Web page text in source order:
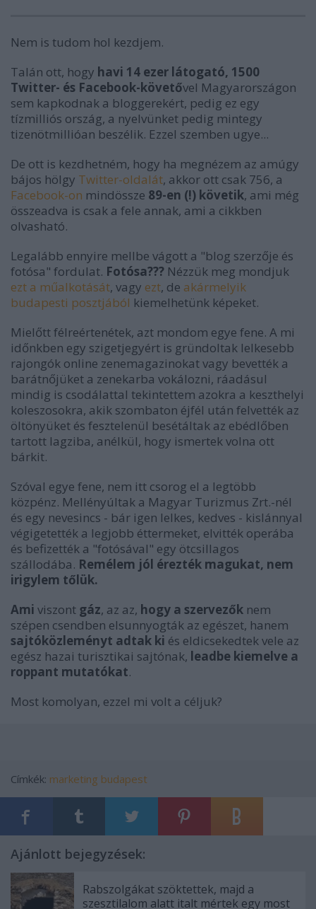
Nem is tudom hol kezdjem.
Talán ott, hogy havi 14 ezer látogató, 1500
Twitter- és Facebook-követővel Magyarországon
sem kapkodnak a bloggerekért, pedig ez egy
tízmilliós ország, a nyelvünket pedig mintegy
tizenötmillióan beszélik. Ezzel szemben ugye...
De ott is kezdhetném, hogy ha megnézem az amúgy
bájos hölgy Twitter-oldalát, akkor ott csak 756, a
Facebook-on mindössze 89-en (!) követik, ami még
összeadva is csak a fele annak, ami a cikkben
olvasható.
Legalább ennyire mellbe vágott a "blog szerzője és
fotósa" fordulat. Fotósa??? Nézzük meg mondjuk
ezt a műalkotását, vagy ezt, de akármelyik
budapesti posztjából kiemelhetünk képeket.
Mielőtt félreértenétek, azt mondom egye fene. A mi
időnkben egy szigetjegyért is gründoltak lelkesebb
rajongók online zenemagazinokat vagy bevették a
barátnőjüket a zenekarba vokálozni, ráadásul
mindig is csodálattal tekintettem azokra a keszthelyi
koleszosokra, akik szombaton éjfél után felvették az
öltönyüket és fesztelenül besétáltak az ebédlőben
tartott lagziba, anélkül, hogy ismertek volna ott
bárkit.
Szóval egye fene, nem itt csorog el a legtöbb
közpénz. Mellényúltak a Magyar Turizmus Zrt.-nél
és egy nevesincs - bár igen lelkes, kedves - kislánnyal
végigetették a legjobb éttermeket, elvitték operába
és befizették a "fotósával" egy ötcsillagos
szállodába. Remélem jól érezték magukat, nem
irigylem tőlük.
Ami viszont gáz, az az, hogy a szervezők nem
szépen csendben elsunnyogták az egészet, hanem
sajtóközleményt adtak ki és eldicsekedtek vele az
egész hazai turisztikai sajtónak, leadbe kiemelve a
roppant mutatókat.
Most komolyan, ezzel mi volt a céljuk?
Címkék: marketing budapest
Ajánlott bejegyzések:
Rabszolgákat szöktettek, majd a
szesztilalom alatt italt mértek egy most